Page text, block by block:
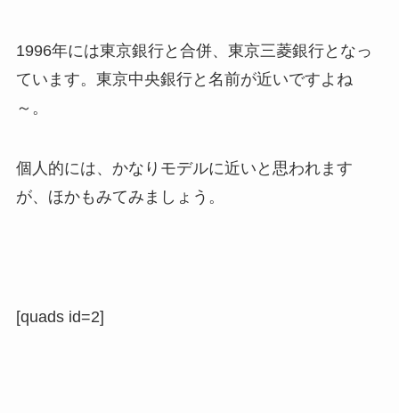
1996年には東京銀行と合併、東京三菱銀行となっ
ています。東京中央銀行と名前が近いですよね
～。
個人的には、かなりモデルに近いと思われます
が、ほかもみてみましょう。
[quads id=2]